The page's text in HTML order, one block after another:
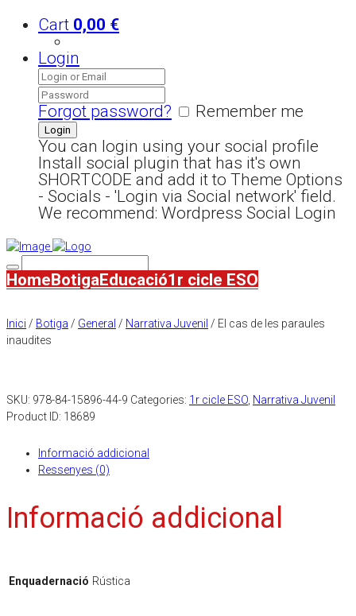
Cart 0,00 €
Login
Forgot password?
Remember me
You can login using your social profile
Install social plugin that has it's own
SHORTCODE and add it to Theme Options
- Socials - 'Login via Social network' field.
We recommend: Wordpress Social Login
HomeBotigaEducació1r cicle ESO
Inici / Botiga / General / Narrativa Juvenil / El cas de les paraules
inaudites
SKU: 978-84-15896-44-9 Categories: 1r cicle ESO Narrativa Juvenil
Product ID: 18689
Informació addicional
Ressenyes (0)
Informació addicional
Enquadernació Rústica